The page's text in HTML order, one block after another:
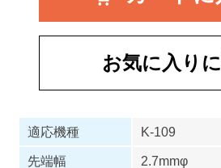
お気に入り
適応機種
K-109
先端幅
2.7mmφ